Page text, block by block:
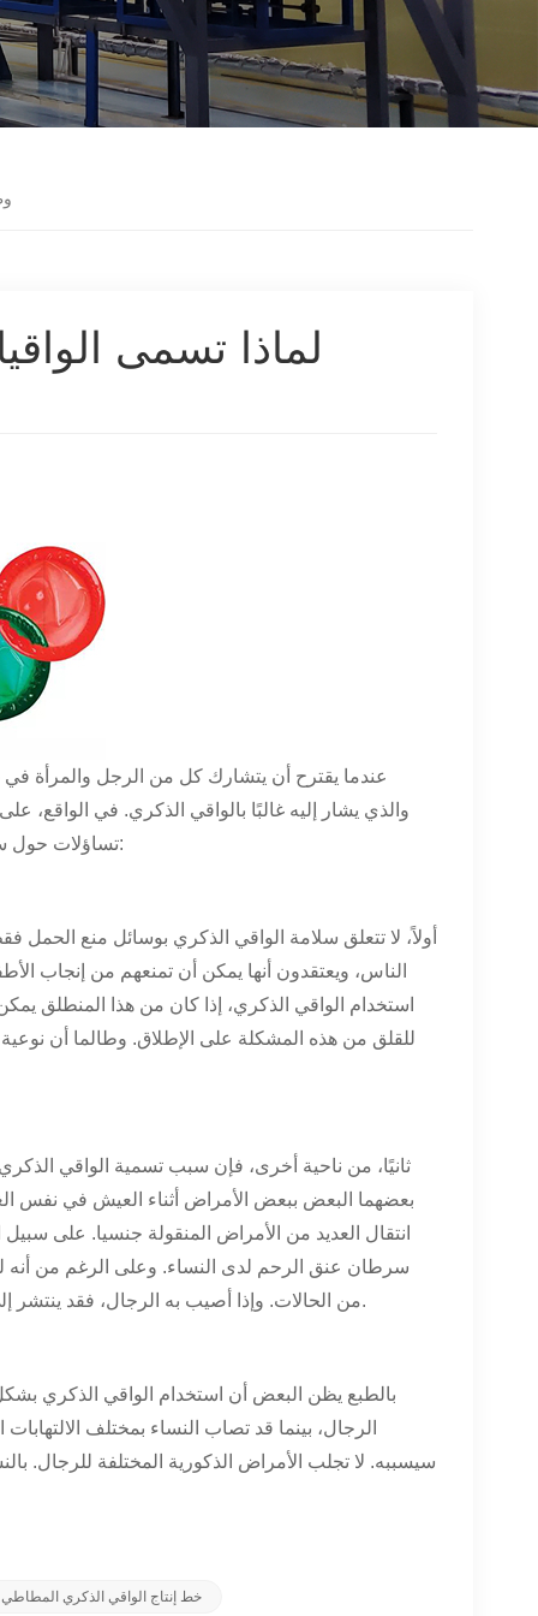
لماذا تسمى
عندما يقترح أن يتشارك كل من الرجل والمرأة في
والذي يشار إليه غالبًا بالواقي الذكري. في الواقع،
تساؤلات حول سلامة الواقي الذكري. الأمن المذكور هنا يشمل بشكل رئيسي الجانبين التاليين:
أولاً، لا تتعلق سلامة الواقي الذكري بوسائل منع
الناس، ويعتقدون أنها يمكن أن تمنعهم من إنجاب
للقلق من هذه المشكلة على الإطلاق. وطالما أن
ثانيًا، من ناحية أخرى، فإن سبب تسمية الواقي
بعضهما البعض ببعض الأمراض أثناء العيش في نفس
انتقال العديد من الأمراض المنقولة جنسيا. على
سرطان عنق الرحم لدى النساء. وعلى الرغم من أنه
من الحالات. وإذا أصيب به الرجال، فقد ينتشر إلى زوجاتهم أيضًا. لذلك ينصح باستخدام الواقي الذكري من أجل صحة الطرفين.
بالطبع يظن البعض أن استخدام الواقي الذكري
الرجال، بينما قد تصاب النساء بمختلف
سيسببه. لا تجلب الأمراض الذكورية المختلفة للرجال.
خط إنتاج الواقي الذكري المطاطي